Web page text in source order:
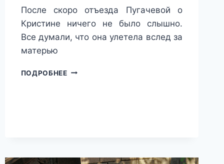
После скоро отъезда Пугачевой о
Кристине ничего не было слышно.
Все думали, что она улетела вслед за
матерью
ПОДРОБНЕЕУЕХАВШАЯ